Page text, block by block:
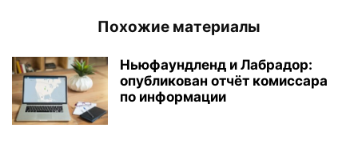
Похожие материалы
Ньюфаундленд и Лабрадор:
опубликован отчёт комиссара
по информации